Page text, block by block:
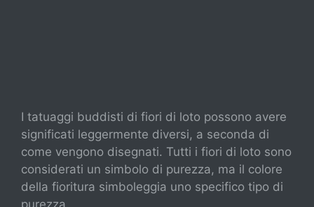
I tatuaggi buddisti di fiori di loto possono avere
significati leggermente diversi, a seconda di
come vengono disegnati. Tutti i fiori di loto sono
considerati un simbolo di purezza, ma il colore
della fioritura simboleggia uno specifico tipo di
purezza.